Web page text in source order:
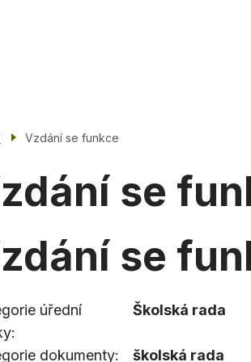
Vzdání se funkce
se
se
úřední
Školská rada
dokumenty
školská rada